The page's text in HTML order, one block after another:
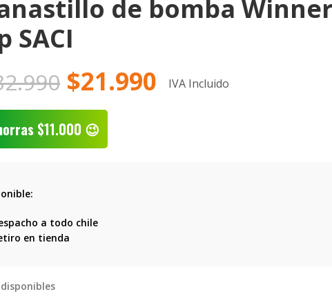
de bomba
SACI
$21.990 IVA Incluido
$11.000 😉
a todo chile
en tienda